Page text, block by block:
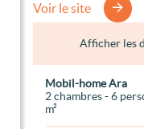
Voir le site
Afficher les
Mobil-home Ara
2 chambres - 6
m²